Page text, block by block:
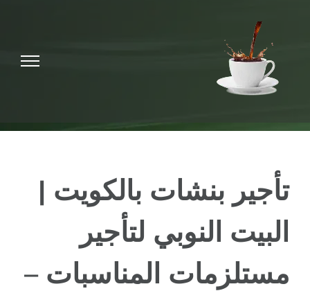
تأجير بنشات بالكويت |
البيت النوبي لتأجير
مستلزمات المناسبات –